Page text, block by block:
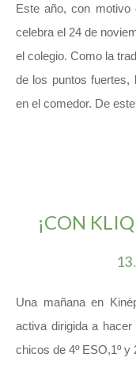
Este año, con
celebra el 24 de
el colegio. Como la
de los puntos fuertes,
en el comedor. De
¡CON
13.
Una mañana en
activa dirigida a
chicos de 4º ESO,1º y